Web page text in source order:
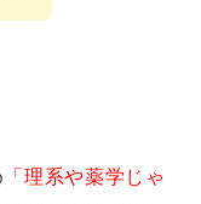
「理系や薬学じゃ